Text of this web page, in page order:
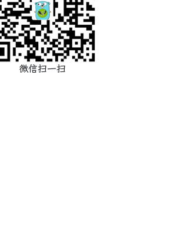
微信扫一扫